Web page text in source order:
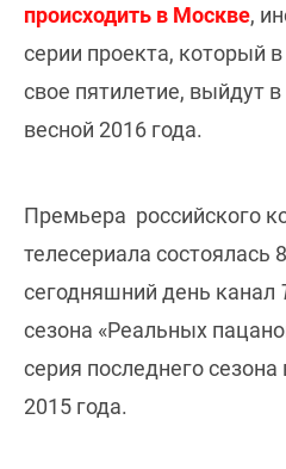
происходить в Москве,
серии проекта, который
свое пятилетие, выйдут
весной 2016 года.
Премьера российского
телесериала состоялась
сегодняшний день канал
сезона «Реальных
серия последнего
2015 года.